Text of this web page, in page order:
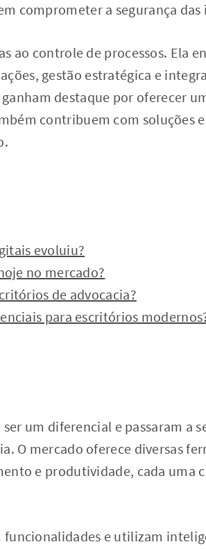
comprometer a segurança das
ao controle de processos. Ela
gestão estratégica e
ganham destaque por oferecer
contribuem com soluções
evoluiu?
no mercado?
de advocacia?
para escritórios
um diferencial e passaram a
O mercado oferece diversas
e produtividade, cada uma
e utilizam